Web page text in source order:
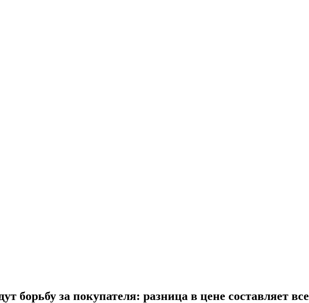
борьбу за покупателя: разница в цене составляет